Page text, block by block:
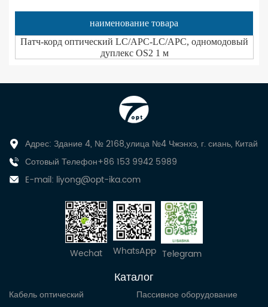
наименование товара
Патч-корд оптический LC/APC-LC/APC, одномодовый
дуплекс OS2 1 м
Адрес: Здание 4, № 2168,улица №4 Чжэнхэ, г. сиань, Китай
Сотовый Телефон+86 153 9942 5989
E-mail: liyong@opt-ika.com
Wechat WhatsApp Telegram
Каталог
Кабель оптический
Пассивное оборудование